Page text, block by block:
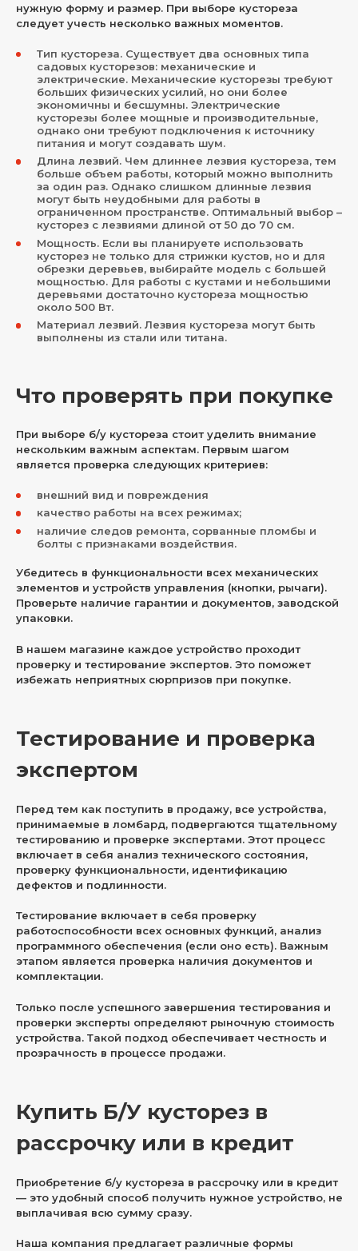
нужную форму и размер. При выборе кустореза
следует учесть несколько важных моментов.
Тип кустореза. Существует два основных типа
садовых кусторезов: механические и
электрические. Механические кусторезы требуют
больших физических усилий, но они более
экономичны и бесшумны. Электрические
кусторезы более мощные и производительные,
однако они требуют подключения к источнику
питания и могут создавать шум.
Длина лезвий. Чем длиннее лезвия кустореза, тем
больше объем работы, который можно выполнить
за один раз. Однако слишком длинные лезвия
могут быть неудобными для работы в
ограниченном пространстве. Оптимальный выбор –
кусторез с лезвиями длиной от 50 до 70 см.
Мощность. Если вы планируете использовать
кусторез не только для стрижки кустов, но и для
обрезки деревьев, выбирайте модель с большей
мощностью. Для работы с кустами и небольшими
деревьями достаточно кустореза мощностью
около 500 Вт.
Материал лезвий. Лезвия кустореза могут быть
выполнены из стали или титана.
Что проверять при покупке
При выборе б/у кустореза стоит уделить внимание
нескольким важным аспектам. Первым шагом
является проверка следующих критериев:
внешний вид и повреждения
качество работы на всех режимах;
наличие следов ремонта, сорванные пломбы и
болты с признаками воздействия.
Убедитесь в функциональности всех механических
элементов и устройств управления (кнопки, рычаги).
Проверьте наличие гарантии и документов, заводской
упаковки.
В нашем магазине каждое устройство проходит
проверку и тестирование экспертов. Это поможет
избежать неприятных сюрпризов при покупке.
Тестирование и проверка
экспертом
Перед тем как поступить в продажу, все устройства,
принимаемые в ломбард, подвергаются тщательному
тестированию и проверке экспертами. Этот процесс
включает в себя анализ технического состояния,
проверку функциональности, идентификацию
дефектов и подлинности.
Тестирование включает в себя проверку
работоспособности всех основных функций, анализ
программного обеспечения (если оно есть). Важным
этапом является проверка наличия документов и
комплектации.
Только после успешного завершения тестирования и
проверки эксперты определяют рыночную стоимость
устройства. Такой подход обеспечивает честность и
прозрачность в процессе продажи.
Купить Б/У кусторез в
рассрочку или в кредит
Приобретение б/у кустореза в рассрочку или в кредит
— это удобный способ получить нужное устройство, не
выплачивая всю сумму сразу.
Наша компания предлагает различные формы